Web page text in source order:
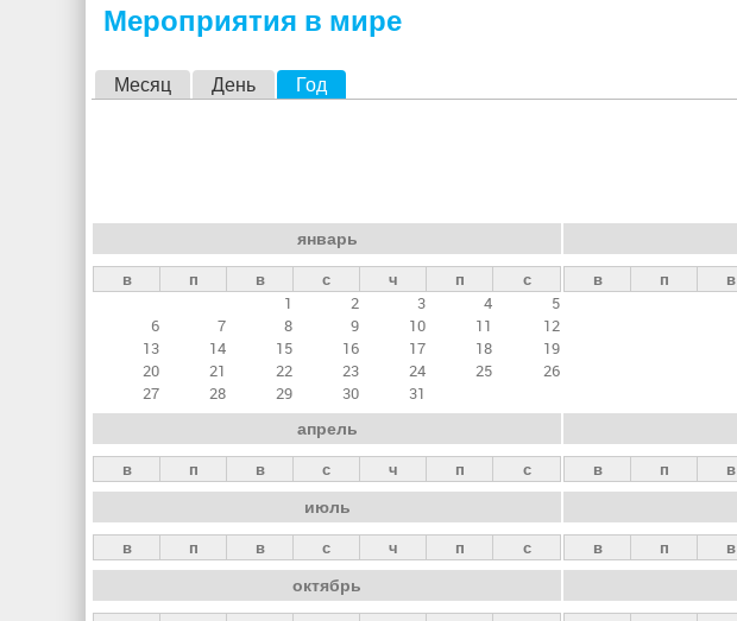
Мероприятия в мире
н
ы
е
а
д
к
и
Месяц День Год
январь
в п в с ч п
с
1
2 3 4
5
6
7 8 9 10 11
12
13
14 15 16 17 18
19
20
21 22 23 24 25
26
27
28 29 30 31
в п в
апрель
в п в с ч п с в п в
июль
в п в с ч п с в п в
октябрь